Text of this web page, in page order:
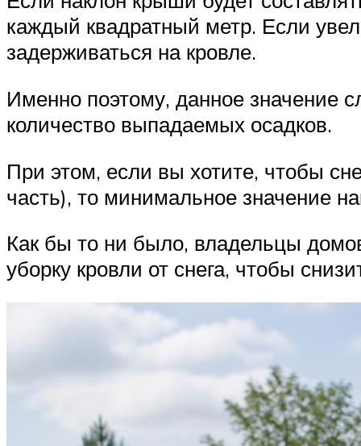
каждый квадратный метр. Если
задерживаться на кровле.
Именно поэтому, данное значение
количество выпадаемых осадков.
При этом, если вы хотите, чтобы
часть), то минимальное значение
Как бы то ни было, владельцы
уборку кровли от снега, чтобы